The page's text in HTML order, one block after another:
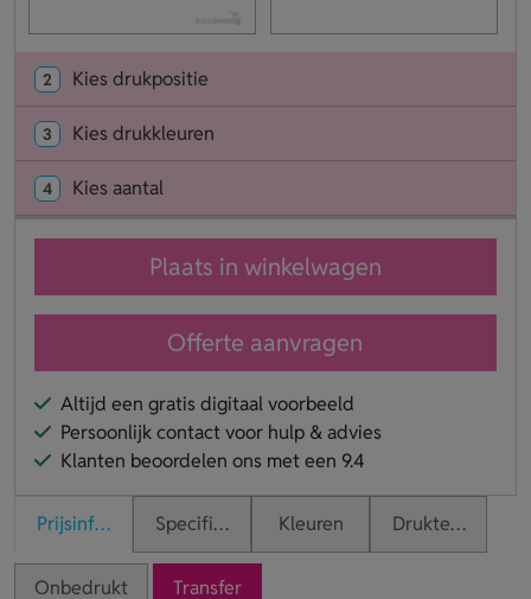
2 Kies drukpositie
3 Kies drukkleuren
4 Kies aantal
Plaats in winkelwagen
Offerte aanvragen
Altijd een gratis digitaal voorbeeld
Persoonlijk contact voor hulp & advies
Klanten beoordelen ons met een 9.4
PrijsinformatieSpecificaties Kleuren Druktechnieken
Onbedrukt Transfer